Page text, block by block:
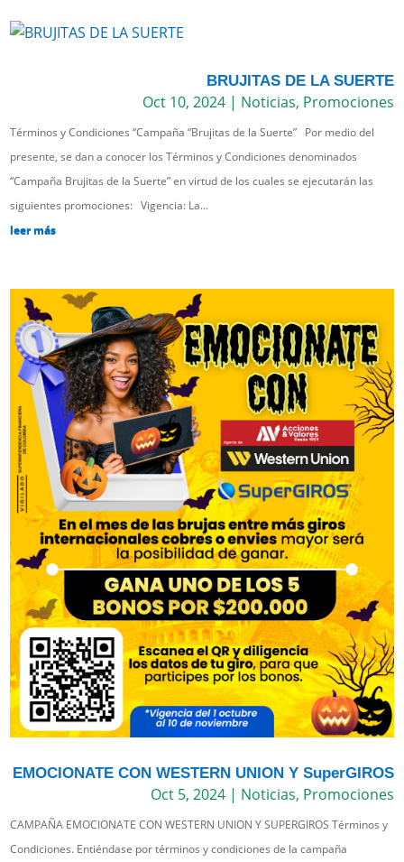
BRUJITAS DE LA SUERTE
Oct 10, 2024| Noticias, Promociones
Términos y Condiciones “Campaña “Brujitas de la Suerte” Por medio del
presente, se dan a conocer los Términos y Condiciones denominados
“Campaña Brujitas de la Suerte” en virtud de los cuales se ejecutarán las
siguientes promociones: Vigencia: La...
leer más
EMOCIONATE CON WESTERN UNION Y SuperGIROS
Oct 5, 2024| Noticias, Promociones
CAMPAÑA EMOCIONATE CON WESTERN UNION Y SUPERGIROS Términos y
Condiciones. Entiéndase por términos y condiciones de la campaña